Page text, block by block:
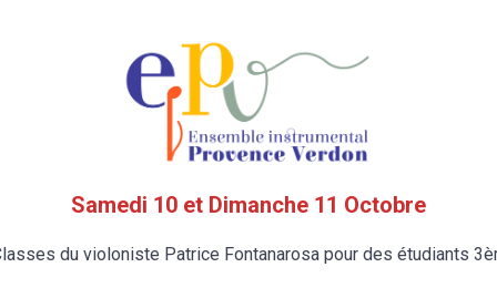
Samedi 10 et Dimanche 11 Octobre
du violoniste Patrice Fontanarosa pour des étudiants